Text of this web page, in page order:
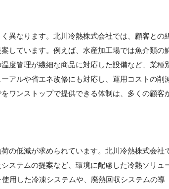
異なります。北川冷熱株式会社では、顧客との
しています。例えば、水産加工場では魚介類の
度管理が繊細な商品に対応した設備など、業種
アルや省エネ改修にも対応し、運用コストの削
ワンストップで提供できる体制は、多くの顧客
の低減が求められています。北川冷熱株式会社
ステムの提案など、環境に配慮した冷熱ソリュ
用した冷凍システムや、廃熱回収システムの導